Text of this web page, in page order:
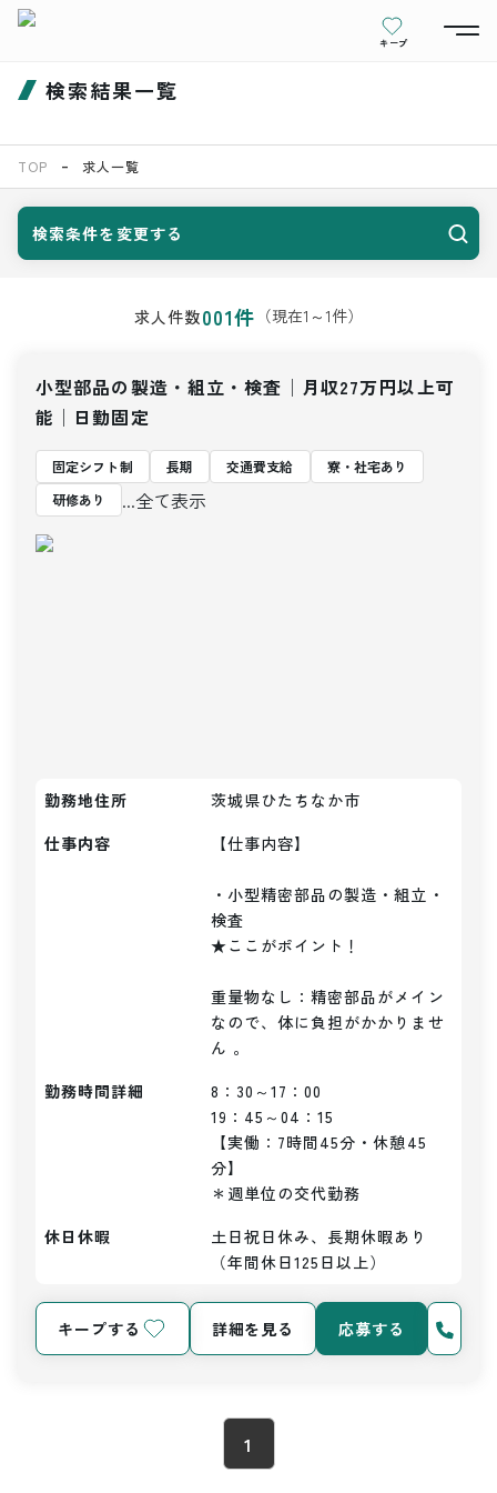
キープ
検索結果一覧
TOP 求人一覧
検索条件を変更する
求人件数001件 （現在1 ～1件）
小型部品の製造・組立・検査│月収27万円以上可
能│日勤固定
固定シフト制 長期 交通費支給
寮・社宅あり
研修あり
...全て表示
勤務地住所
茨城県ひたちなか市
仕事内容
【仕事内容】
・小型精密部品の製造・組立・
検査
★ここがポイント！
重量物なし：精密部品がメイン
なので、体に負担がかかりませ
勤務時間詳細
8：30～17：00
19：45～04：15
【実働：7時間45分・休憩45
分】
＊週単位の交代勤務
休日休暇
土日祝日休み、長期休暇あり
（年間休日125日以上）
キープする 詳細を見る 応募する
1